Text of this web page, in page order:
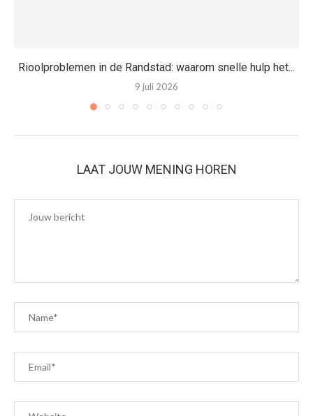
Rioolproblemen in de Randstad: waarom snelle hulp het...
9 juli 2026
LAAT JOUW MENING HOREN